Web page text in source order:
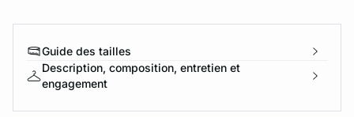
Guide des tailles
Description, composition, entretien et
engagement